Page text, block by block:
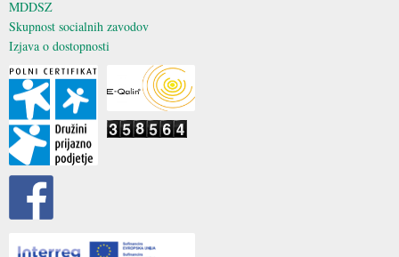
MDDSZ
Skupnost socialnih zavodov
Izjava o dostopnosti